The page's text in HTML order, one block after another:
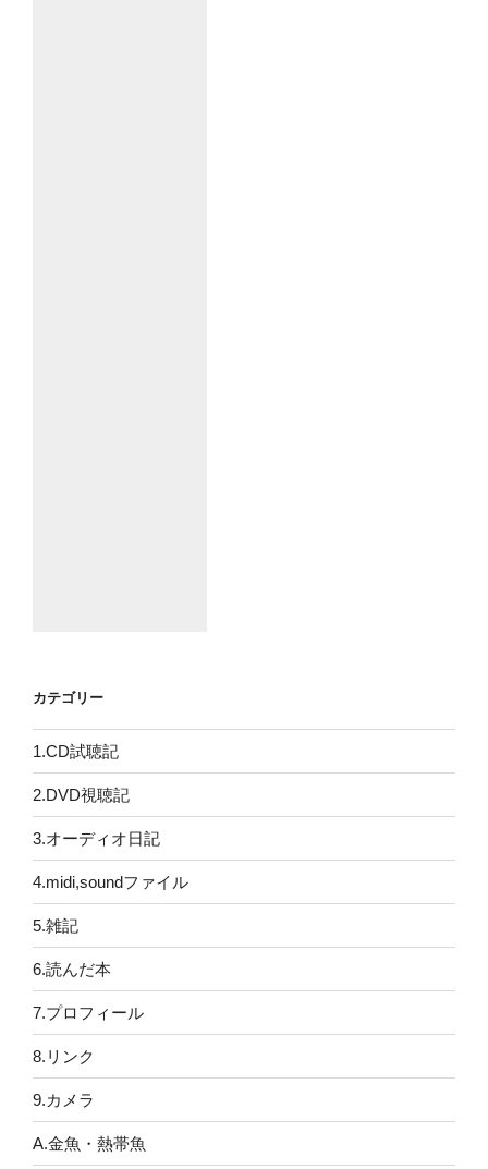
カテゴリー
1.CD試聴記
2.DVD視聴記
3.オーディオ日記
4.midi,soundファイル
5.雑記
6.読んだ本
7.プロフィール
8.リンク
9.カメラ
A.金魚・熱帯魚